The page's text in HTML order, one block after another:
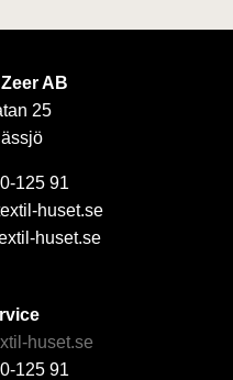
AB
25
125 91
huset.se
huset.se
huset.se
125 91